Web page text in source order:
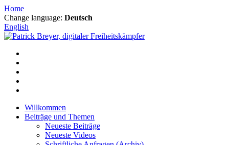
Zum
Inhalt
springen
Home
Change language: Deutsch
English
Willkommen
Beiträge und Themen
Neueste Beiträge
Neueste Videos